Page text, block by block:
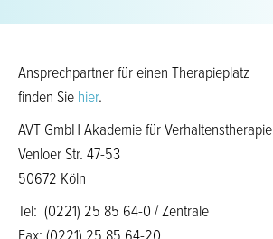
Ansprechpartner für einen Therapieplatz
finden Sie hier.
AVT GmbH Akademie für Verhaltenstherapie
Venloer Str. 47-53
50672 Köln
Tel: (0221) 25 85 64-0 / Zentrale